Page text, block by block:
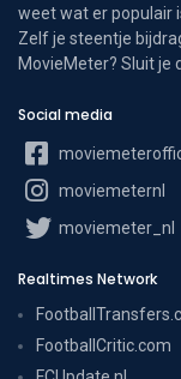
weet wat er populair
Zelf je steentje
MovieMeter? Sluit je
Social media
moviemeternl
moviemeter_nl
Realtimes Network
FootballCritic.com